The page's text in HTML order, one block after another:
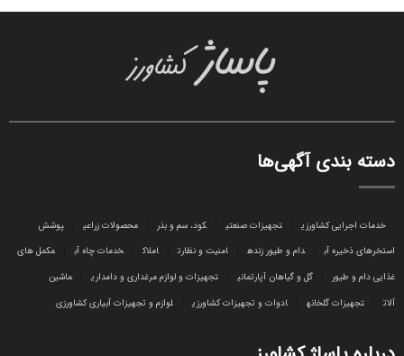
دسته بندی آگهی‌ها
خدمات اجرایی کشاورزی تجهیزات صنعتی کود، سم و بذر محصولات زراعی
پوشش
استخرهای ذخیره آب
دام و طیور زنده امنیت و نظارت املاک خدمات چاه آب
مکمل های
غذایی دام و طیور
گل و گیاهان آپارتمانی تجهیزات و لوازم مرغداری و دامداری
ماشین
آلات
تجهیزات گلخانه ادوات و تجهیزات کشاورزی لوازم و تجهیزات آبیاری کشاورزی